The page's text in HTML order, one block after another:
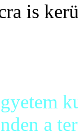
is
a